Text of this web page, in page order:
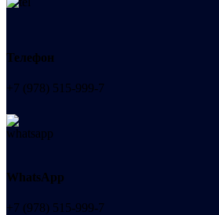
Телефон
+7 (978) 515-999-7
WhatsApp
+7 (978) 515-999-7